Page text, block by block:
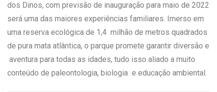
dos Dinos, com previsão de inauguração para maio de 2022
será uma das maiores experiências familiares. Imerso em
uma reserva ecológica de 1,4 milhão de metros quadrados
de pura mata atlântica, o parque promete garantir diversão e
aventura para todas as idades, tudo isso aliado a muito
conteúdo de paleontologia, biologia e educação ambiental.